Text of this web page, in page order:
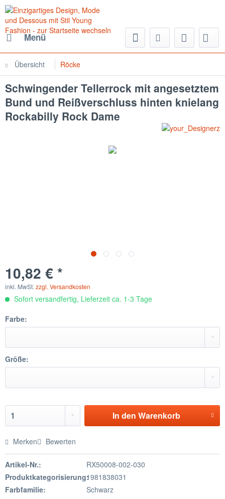
Menü
Übersicht Röcke
Schwingender Tellerrock mit angesetztem
Bund und Reißverschluss hinten knielang
Rockabilly Rock Dame
10,82 € *
inkl. MwSt. zzgl. Versandkosten
Sofort versandfertig, Lieferzeit ca. 1-3 Tage
Farbe:
Größe:
In den Warenkorb
Merken Bewerten
Artikel-Nr.:
RX50008-002-030
Produktkategorisierung:1981838031
Farbfamilie:
Schwarz